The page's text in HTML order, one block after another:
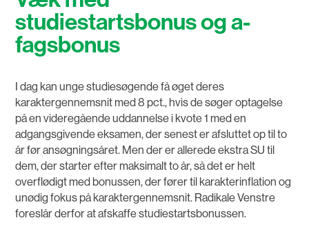
studiestartsbonus og a-
fagsbonus
I dag kan unge studiesøgende få øget deres
karaktergennemsnit med 8 pct., hvis de søger optagelse
på en videregående uddannelse i kvote 1 med en
adgangsgivende eksamen, der senest er afsluttet op til to
år før ansøgningsåret. Men der er allerede ekstra SU til
dem, der starter efter maksimalt to år, så det er helt
overflødigt med bonussen, der fører til karakterinflation og
unødig fokus på karaktergennemsnit. Radikale Venstre
foreslår derfor at afskaffe studiestartsbonussen.